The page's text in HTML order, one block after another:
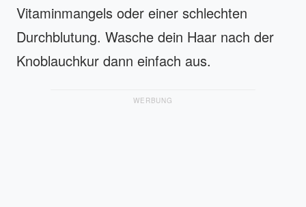
Vitaminmangels oder einer schlechten
Durchblutung. Wasche dein Haar nach der
Knoblauchkur dann einfach aus.
WERBUNG